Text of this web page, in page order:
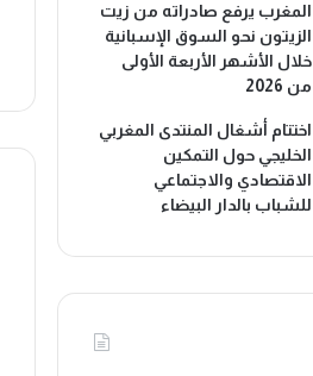
المغرب يرفع صادراته من زيت
الزيتون نحو السوق الإسبانية
خلال الأشهر الأربعة الأولى
من 2026
اختتام أشغال المنتدى المغربي
الخليجي حول التمكين
الاقتصادي والاجتماعي
للشباب بالدار البيضاء